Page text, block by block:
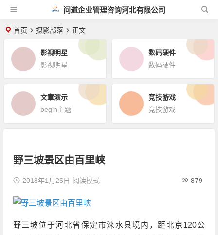
问道企业管理咨询河北有限公司
首页 摄影部落 正文
影视明星
影视明星
数码硬件
数码硬件
文章演示
begin主题
竞技游戏
竞技游戏
野三坡景区由百里峡
2018年1月25日 879
阅读模式
野三坡位于河北省保定市涞水县境内，距北京120公